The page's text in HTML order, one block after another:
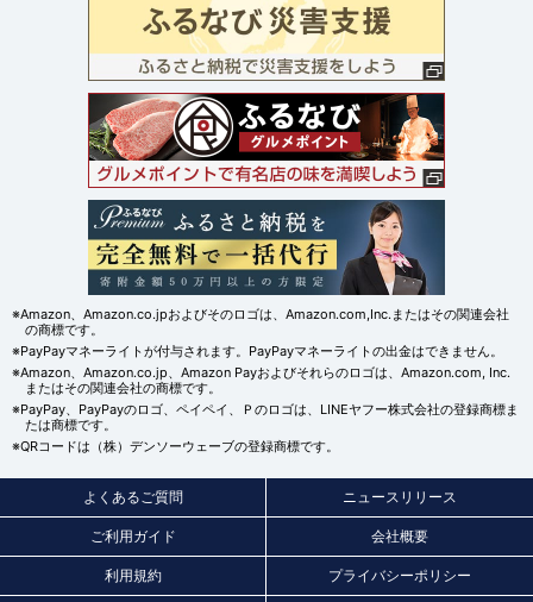
※Amazon、Amazon.co.jpおよびそのロゴは、Amazon.com,Inc.またはその関連会社
の商標です。
※PayPayマネーライトが付与されます。PayPayマネーライトの出金はできません。
※Amazon、Amazon.co.jp、Amazon Payおよびそれらのロゴは、Amazon.com, Inc.
またはその関連会社の商標です。
※PayPay、PayPayのロゴ、ペイペイ、Ｐのロゴは、LINEヤフー株式会社の登録商標ま
たは商標です。
※QRコードは（株）デンソーウェーブの登録商標です。
よくあるご質問 ニュースリリース
ご利用ガイド 会社概要
利用規約 プライバシーポリシー